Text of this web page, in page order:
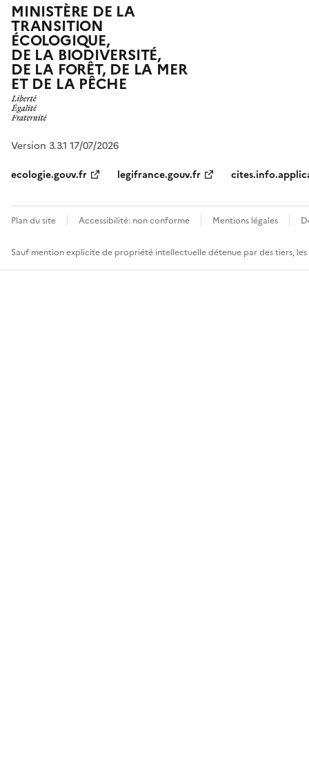
MINISTÈRE DE LA
TRANSITION
ÉCOLOGIQUE,
DE LA BIODIVERSITÉ,
DE LA FORÊT, DE LA MER
ET DE LA PÊCHE
Version 3.3.1 17/07/2026
ecologie.gouv.fr
legifrance.gouv.fr
Plan du site Accessibilité: non conforme Mentions légales
Sauf mention explicite de propriété intellectuelle détenue par des tiers,